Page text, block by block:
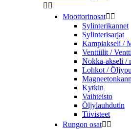
 
Moottorinosat 
Sylinterikannet
Sylinterisarjat
Kampiakseli /
Venttiilit /
Nokka-akseli /
Lohkot /
Kytkin
Vaihteisto
Öljylauhdutin
Tiivisteet
Rungon osat 